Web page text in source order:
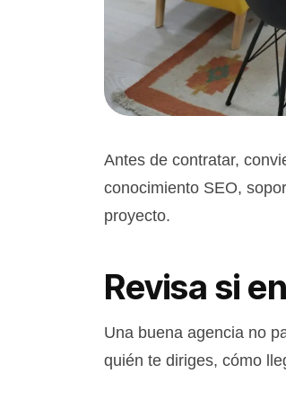
Antes de contratar,
conocimiento SEO,
proyecto.
Revisa si
Una buena agencia no
quién te diriges, cómo